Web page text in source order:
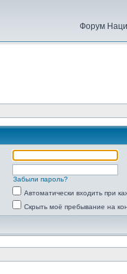
Форум
Забыли пароль?
Автоматически входить при
Скрыть моё пребывание на